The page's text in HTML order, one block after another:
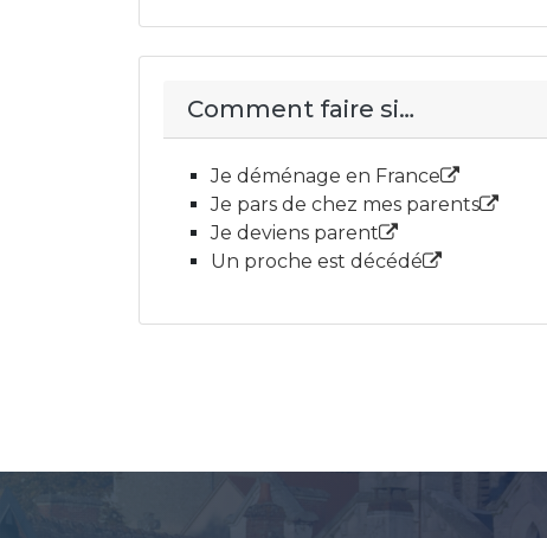
Comment faire si…
Je déménage en France
Je pars de chez mes parents
Je deviens parent
Un proche est décédé